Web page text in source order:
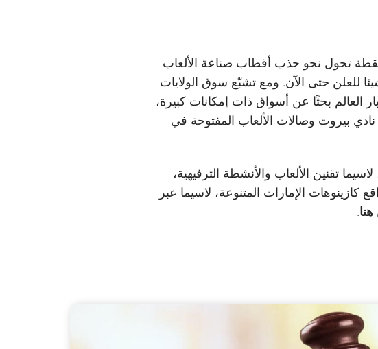
تحول نحو جذب أقطاب صناعة الألعاب
للعلن حتى الآن. ومع تشبّع سوق الولايات
العالم بحثًا عن أسواق ذات إمكانات كبيرة،
نادي بيروت وصالات الألعاب المفتوحة في
تقنين الألعاب والأنشطة الترفيهية،
الإمارات المتنوعة، لاسيما عبر
.